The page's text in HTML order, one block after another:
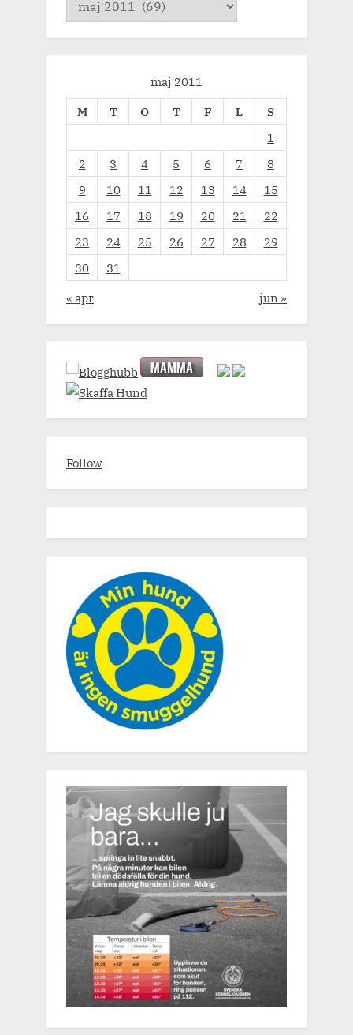
maj 2011
M
T O T F L
S
1
2
3 4 5 6 7
8
9
10 11 12 13 14
15
16
17 18 19 20 21
22
23
24 25 26 27 28
29
30
31
« apr
jun »
Follow